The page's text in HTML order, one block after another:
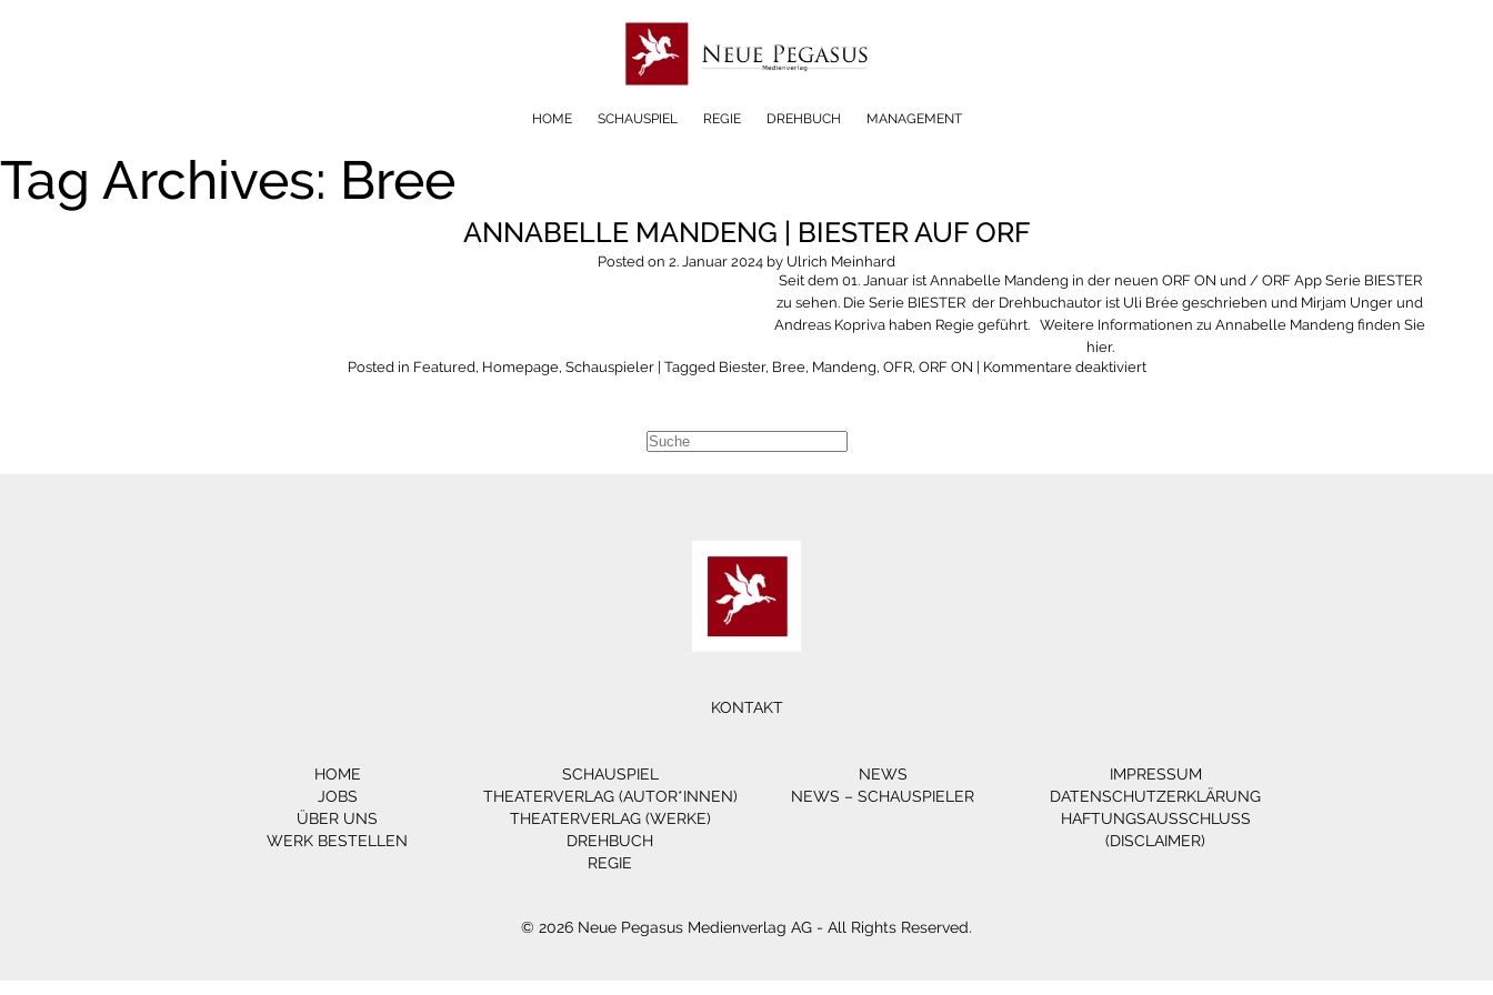
HOME SCHAUSPIEL REGIE DREHBUCH MANAGEMENT
Tag Archives: Bree
ANNABELLE MANDENG | BIESTER AUF ORF
Posted on 2. Januar 2024 by Ulrich Meinhard
Seit dem 01. Januar ist Annabelle Mandeng in der neuen ORF ON und / ORF App Serie BIESTER
zu sehen. Die Serie BIESTER der Drehbuchautor ist Uli Brée geschrieben und Mirjam Unger und
Andreas Kopriva haben Regie geführt. Weitere Informationen zu Annabelle Mandeng finden Sie
hier.
Posted in Featured, Homepage, Schauspieler| Tagged Biester, Bree, Mandeng, OFR, ORF ON Kommentare deaktiviertfür
KONTAKT
HOME
JOBS
ÜBER UNS
WERK BESTELLEN
SCHAUSPIEL
THEATERVERLAG (AUTOR*INNEN)
THEATERVERLAG (WERKE)
DREHBUCH
REGIE
NEWS
NEWS – SCHAUSPIELER
IMPRESSUM
DATENSCHUTZERKLÄRUNG
HAFTUNGSAUSSCHLUSS
(DISCLAIMER)
© 2026 Neue Pegasus Medienverlag AG - All Rights Reserved.